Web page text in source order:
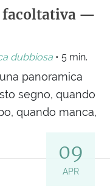
facoltativa —
dubbiosa • 5 min.
panoramica
segno, quando
quando manca,
09
APR